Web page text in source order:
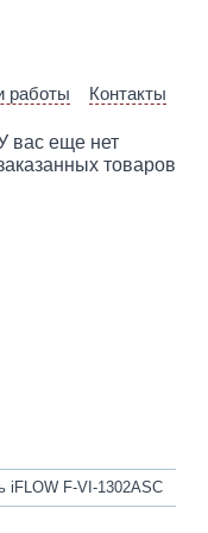
работы Контакты
вас еще нет
товаров
iFLOW F-VI-1302ASC